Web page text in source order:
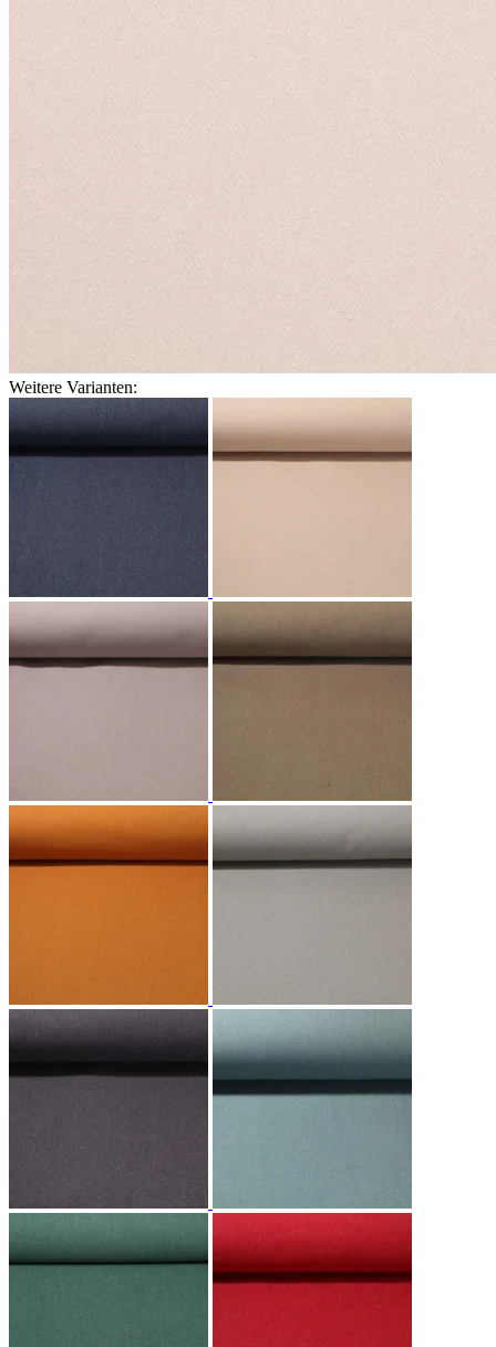
Weitere Varianten: